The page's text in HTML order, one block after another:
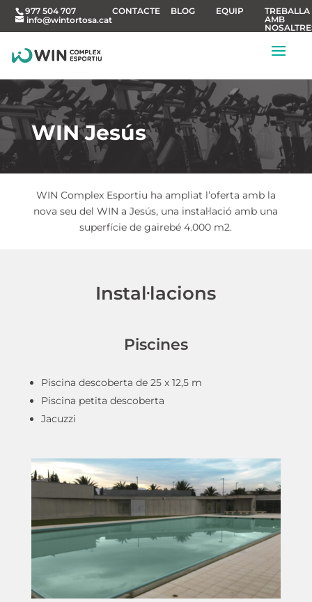
977 504 707
info@wintortosa.cat
CONTACTE BLOG EQUIP
TREBALLA
AMB
WIN Jesús
WIN Complex Esportiu ha ampliat l’oferta amb la
nova seu del WIN a Jesús, una instal·lació amb una
superfície de gairebé 4.000 m2.
Instal·lacions
Piscines
Piscina descoberta de 25 x 12,5 m
Piscina petita descoberta
Jacuzzi